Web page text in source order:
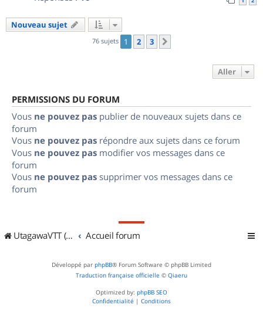
Nouveau sujet
76 sujets 1 2 3
Aller
PERMISSIONS DU FORUM
Vous ne pouvez pas publier de nouveaux sujets dans ce
forum
Vous ne pouvez pas répondre aux sujets dans ce forum
Vous ne pouvez pas modifier vos messages dans ce
forum
Vous ne pouvez pas supprimer vos messages dans ce
forum
UtagawaVTT (Randos VTT et VTTAE avec traces GPS) Accueil forum
Développé par phpBB® Forum Software © phpBB Limited
Traduction française officielle © Qiaeru
Optimized by: phpBB SEO
Confidentialité | Conditions